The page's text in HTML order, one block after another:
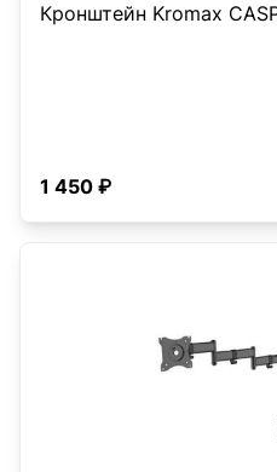
Кронштейн Kromax
1 450 ₽